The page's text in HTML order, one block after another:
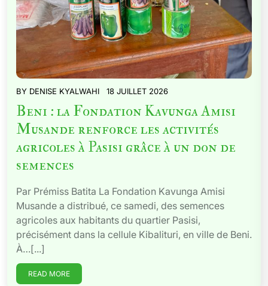
BY DENISE KYALWAHI 18 JUILLET 2026
Beni : la Fondation Kavunga Amisi
Musande renforce les activités
agricoles à Pasisi grâce à un don de
semences
Par Prémiss Batita La Fondation Kavunga Amisi
Musande a distribué, ce samedi, des semences
agricoles aux habitants du quartier Pasisi,
précisément dans la cellule Kibalituri, en ville de Beni.
À…[...]
READ MORE